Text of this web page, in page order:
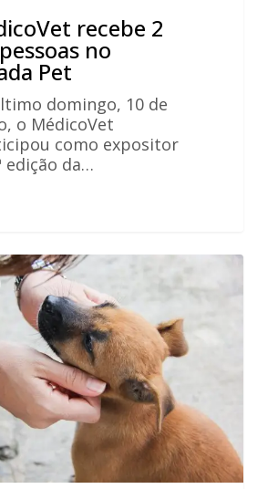
recebe 2
no
Pet
domingo, 10 de
o MédicoVet
como expositor
edição da…